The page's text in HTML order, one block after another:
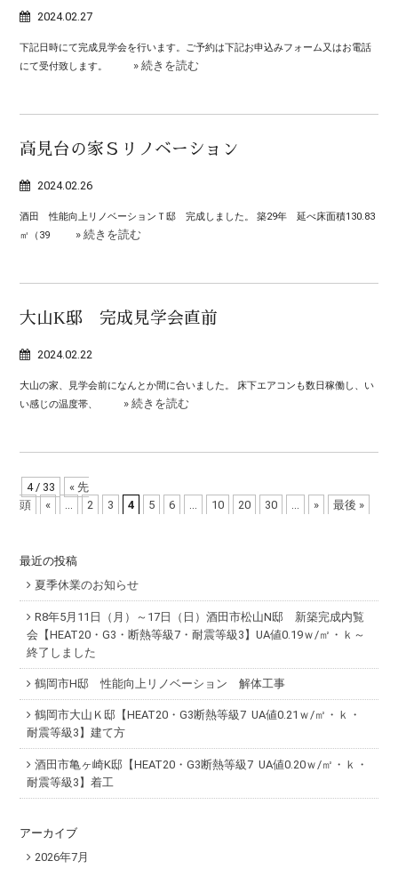
2024.02.27
下記日時にて完成見学会を行います。ご予約は下記お申込みフォーム又はお電話
にて受付致します。
» 続きを読む
高見台の家Ｓリノベーション
2024.02.26
酒田 性能向上リノベーションＴ邸 完成しました。 築29年 延べ床面積130.83
㎡（39
» 続きを読む
大山K邸 完成見学会直前
2024.02.22
大山の家、見学会前になんとか間に合いました。 床下エアコンも数日稼働し、い
い感じの温度帯、
» 続きを読む
4 / 33
« 先
頭
« 2 3 4 5 6 10 20 30 » 最後 »
最近の投稿
夏季休業のお知らせ
R8年5月11日（月）～17日（日）酒田市松山N邸 新築完成内覧
会【HEAT20・G3・断熱等級7・耐震等級3】UA値0.19ｗ/㎡・ｋ～
終了しました
鶴岡市H邸 性能向上リノベーション 解体工事
鶴岡市大山Ｋ邸【HEAT20・G3断熱等級7 UA値0.21ｗ/㎡・ｋ・
耐震等級3】建て方
酒田市亀ヶ崎K邸【HEAT20・G3断熱等級7 UA値0.20ｗ/㎡・ｋ・
耐震等級3】着工
アーカイブ
2026年7月